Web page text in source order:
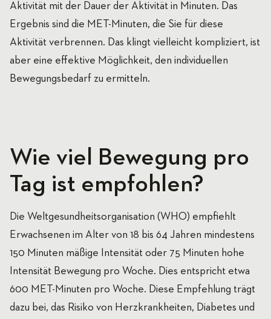
Aktivität mit der Dauer der Aktivität in Minuten. Das
Ergebnis sind die MET-Minuten, die Sie für diese
Aktivität verbrennen. Das klingt vielleicht kompliziert, ist
aber eine effektive Möglichkeit, den individuellen
Bewegungsbedarf zu ermitteln.
Wie viel Bewegung pro
Tag ist empfohlen?
Die Weltgesundheitsorganisation (WHO) empfiehlt
Erwachsenen im Alter von 18 bis 64 Jahren mindestens
150 Minuten mäßige Intensität oder 75 Minuten hohe
Intensität Bewegung pro Woche. Dies entspricht etwa
600 MET-Minuten pro Woche. Diese Empfehlung trägt
dazu bei, das Risiko von Herzkrankheiten, Diabetes und